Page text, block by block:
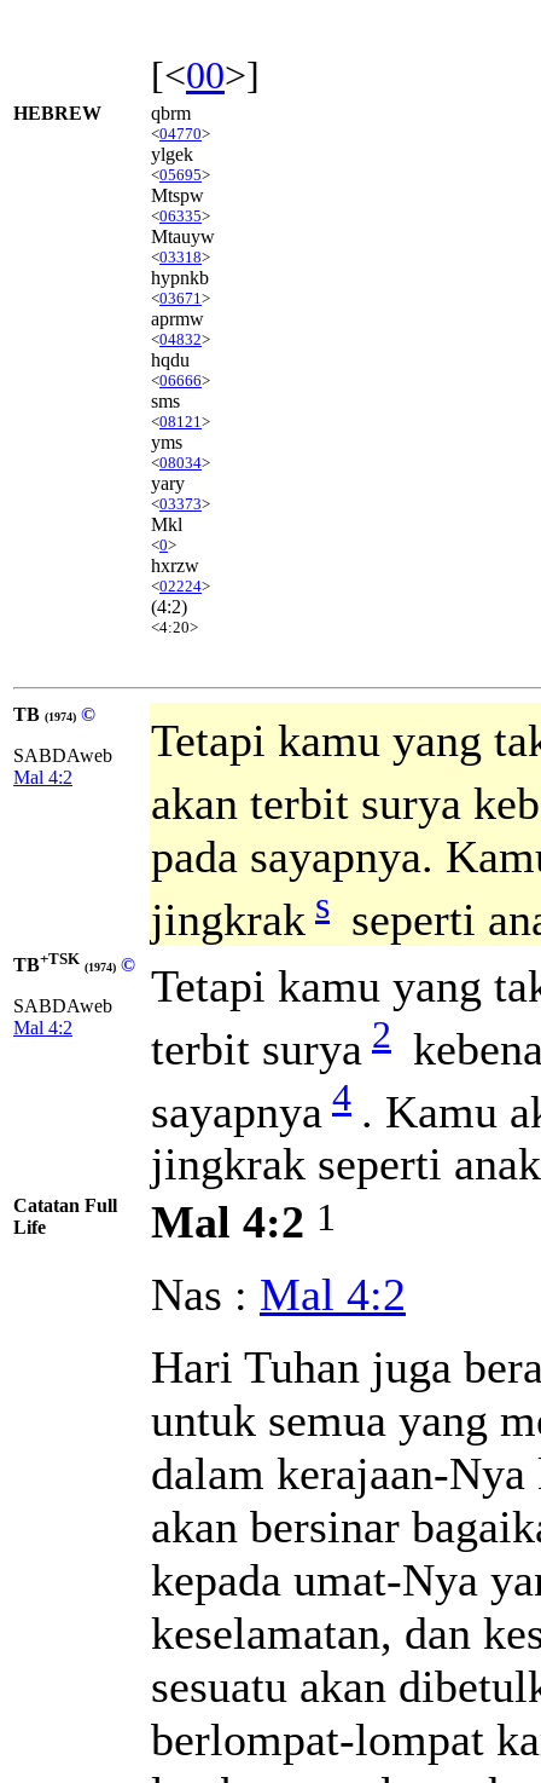
[<00>]
HEBREW qbrm
<04770>
ylgek
<05695>
Mtspw
<06335>
Mtauyw
<03318>
hypnkb
<03671 >
aprmw
<04832>
hqdu
<06666>
sms
<08121 >
yms
<08034>
yary
<03373>
Mkl
<0>
hxrzw
<02224>
(4:2)
<4:20>
TB (1974) ©
SABDAweb
Mal 4:2
Tetapi kamu yang
akan terbit surya
pada sayapnya.
jingkrak s seperti
TB+TSK (1974) ©
SABDAweb
Mal 4:2
Tetapi kamu yang
terbit surya 2
sayapnya 4 . Kamu
jingkrak seperti
Catatan Full
Life
Mal 4:2 1
Nas : Mal 4:2
Hari Tuhan juga
untuk semua yang
dalam kerajaan-
akan bersinar
kepada umat-Nya
keselamatan, dan
sesuatu akan
berlompat-lompat